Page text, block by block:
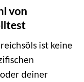
von
ist keine
deiner